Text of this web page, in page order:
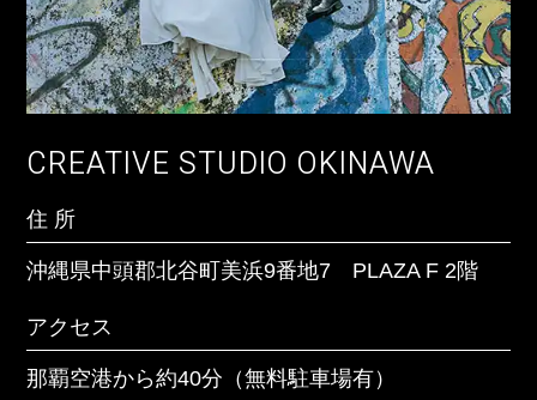
CREATIVE STUDIO OKINAWA
住 所
沖縄県中頭郡北谷町美浜9番地7 PLAZA F 2階
アクセス
那覇空港から約40分（無料駐車場有）
住 所
沖縄県宮古島市上野字宮国765-1 うえのドイツ文
化村商用地ゾーン 1棟1-102号
アクセス
宮古島空港から車で約15分
電話番号
098-901-5454